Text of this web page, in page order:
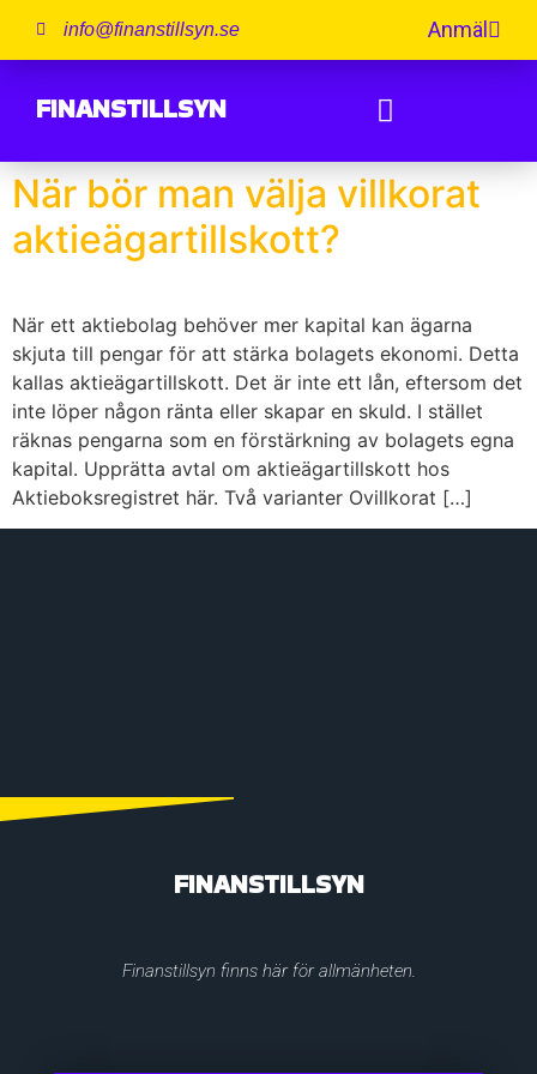
info@finanstillsyn.se Anmäl
FINANSTILLSYN
När bör man välja villkorat
aktieägartillskott?
När ett aktiebolag behöver mer kapital kan ägarna
skjuta till pengar för att stärka bolagets ekonomi. Detta
kallas aktieägartillskott. Det är inte ett lån, eftersom det
inte löper någon ränta eller skapar en skuld. I stället
räknas pengarna som en förstärkning av bolagets egna
kapital. Upprätta avtal om aktieägartillskott hos
Aktieboksregistret här. Två varianter Ovillkorat […]
FINANSTILLSYN
Finanstillsyn finns här för allmänheten.